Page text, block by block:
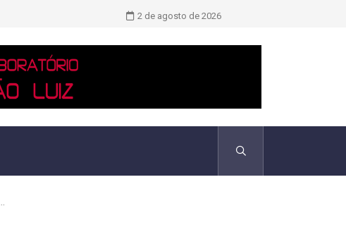
Novo boletim indica El Niño ‘muito
2 de agosto de 2026